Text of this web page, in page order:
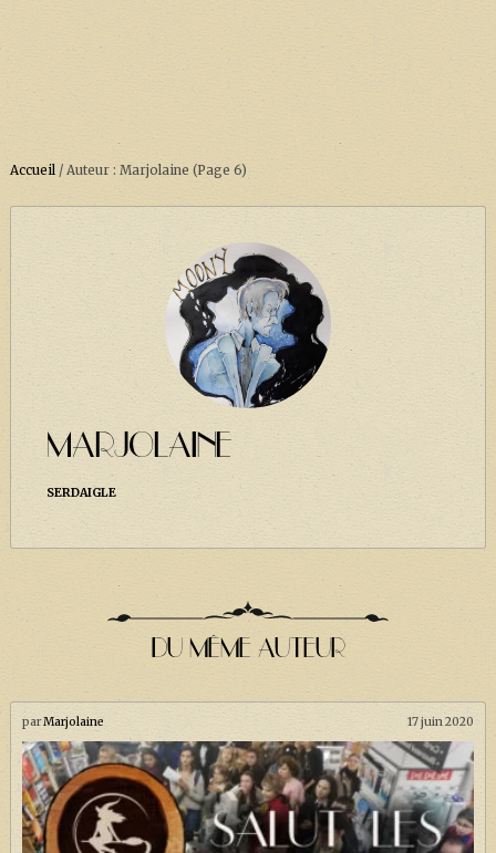
ACCUEIL
À PROPOS
SOUTENEZ-NOUS !
LA SÉRIE HARRY POTTER (REBOOT)
HARRY POTTER : LIVRES
BIOPICS DE HARRY POTTER
LES ANIMAUX FANTASTIQUES
J. K. ROWLING
ARTISANAT MOLDU
LES GRANDS ARTICLES DE LA GAZETTE
DOSSIERS
JEUX
Accueil/ Auteur : Marjolaine (Page 6)
MARJOLAINE
SERDAIGLE
DU MÊME AUTEUR
parMarjolaine 17 juin 2020